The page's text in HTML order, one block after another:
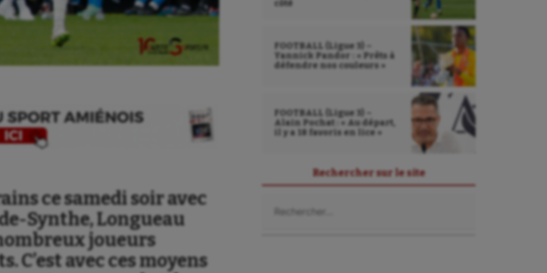
Kayak-polo
ce samedi soir avec
Synthe, Longueau
joueurs
C’est avec ces moyens
côté
FOOTBALL (Ligue 3) –
Yannick Pandor : « Prêts à
défendre nos couleurs »
FOOTBALL (Ligue 3) –
Alain Pochat : « Au départ,
il y a 18 favoris en lice »
Rechercher sur le site